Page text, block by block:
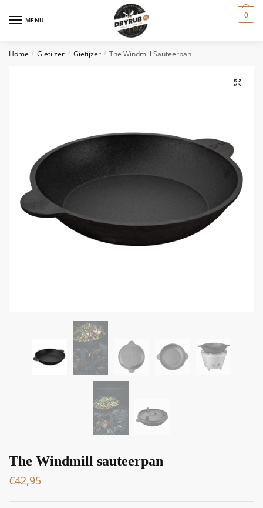
MENU 0
Home / Gietijzer / Gietijzer / The Windmill Sauteerpan
The Windmill sauteerpan
€42,95